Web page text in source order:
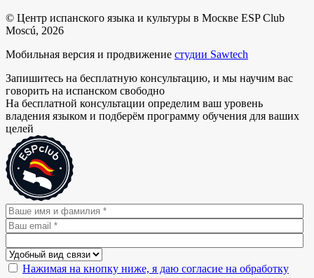
© Центр испанского языка и культуры в Москве ESP Club
Moscú, 2026
Мобильная версия и продвижение студии Sawtech
Запишитесь на бесплатную консультацию, и мы научим вас
говорить на испанском свободно
На бесплатной консультации определим ваш уровень
владения языком и подберём программу обучения для ваших
целей
Нажимая на кнопку ниже, я даю согласие на обработку